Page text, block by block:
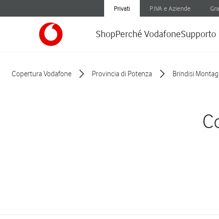
Privati P.IVA e Aziende
ShopPerché VodafoneSupporto
Copertura Vodafone Provincia di Potenza Brindisi